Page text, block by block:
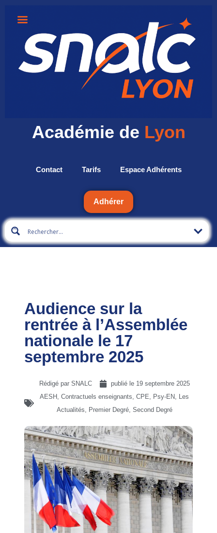
Académie de Lyon
Contact Tarifs Espace Adhérents
Adhérer
Audience sur la
rentrée à l’Assemblée
nationale le 17
septembre 2025
Rédigé par SNALC publié le 19 septembre 2025
AESH , Contractuels enseignants, CPE, Psy-EN, Les
Actualités, Premier Degré, Second Degré